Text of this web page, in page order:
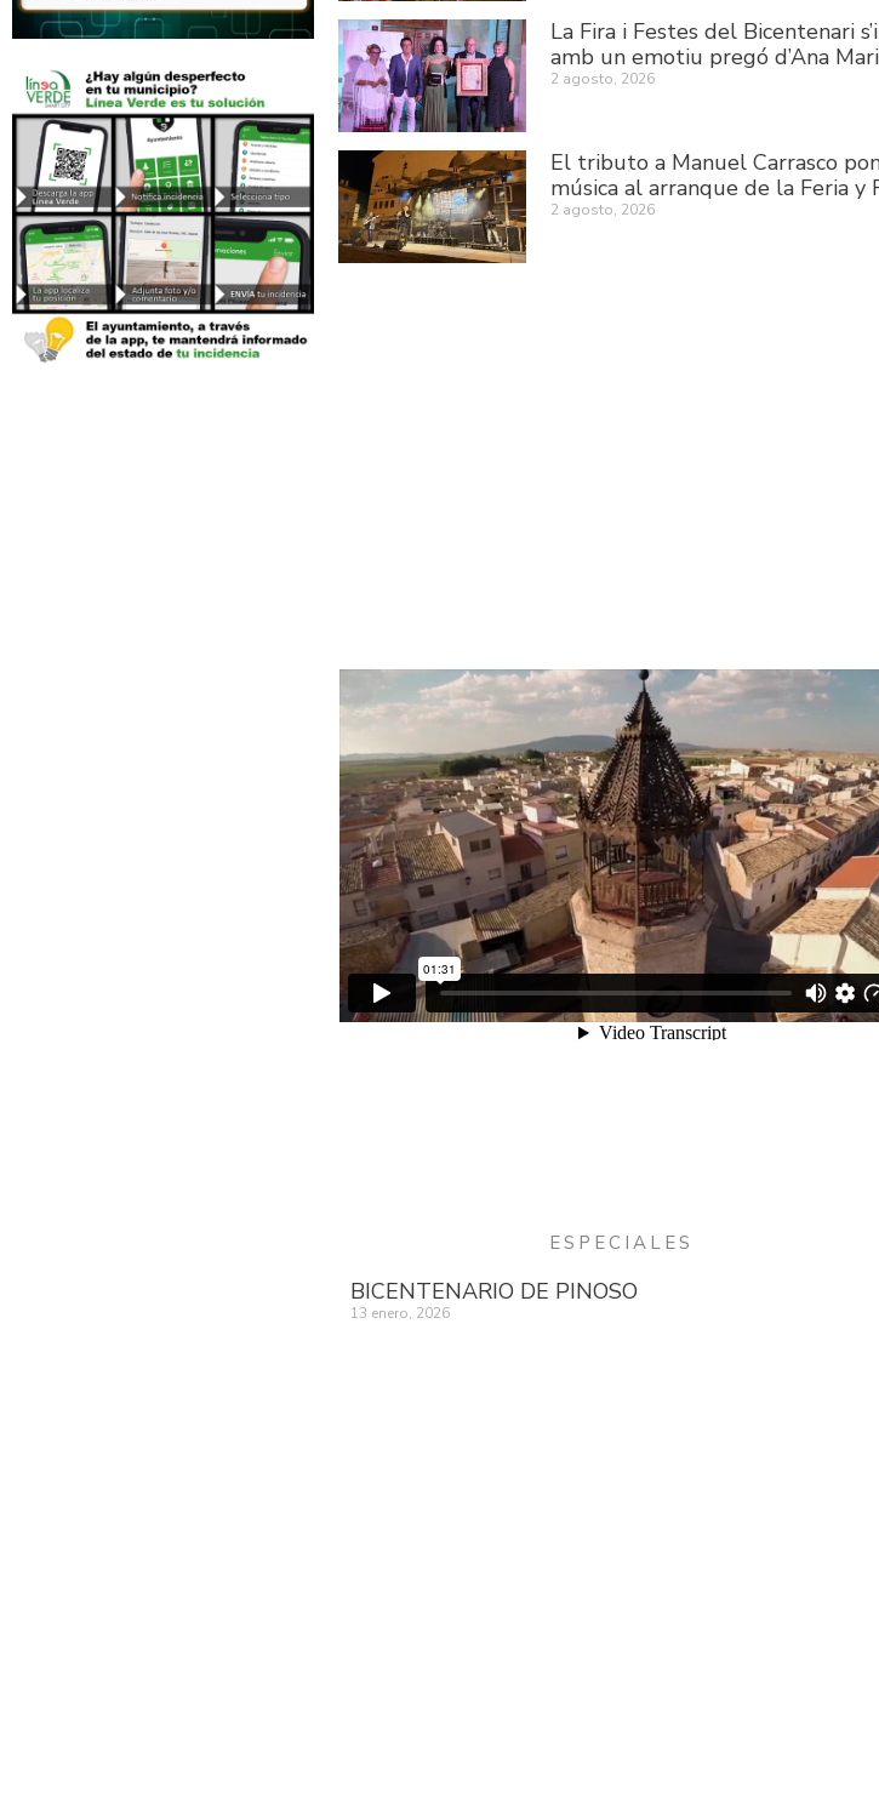
La Fira i Festes del Bicentenari
amb un emotiu pregó d’Ana
2 agosto, 2026
El tributo a Manuel Carrasco
música al arranque de la Feria y
2 agosto, 2026
ESPECIALES
BICENTENARIO DE PINOSO
13 enero, 2026